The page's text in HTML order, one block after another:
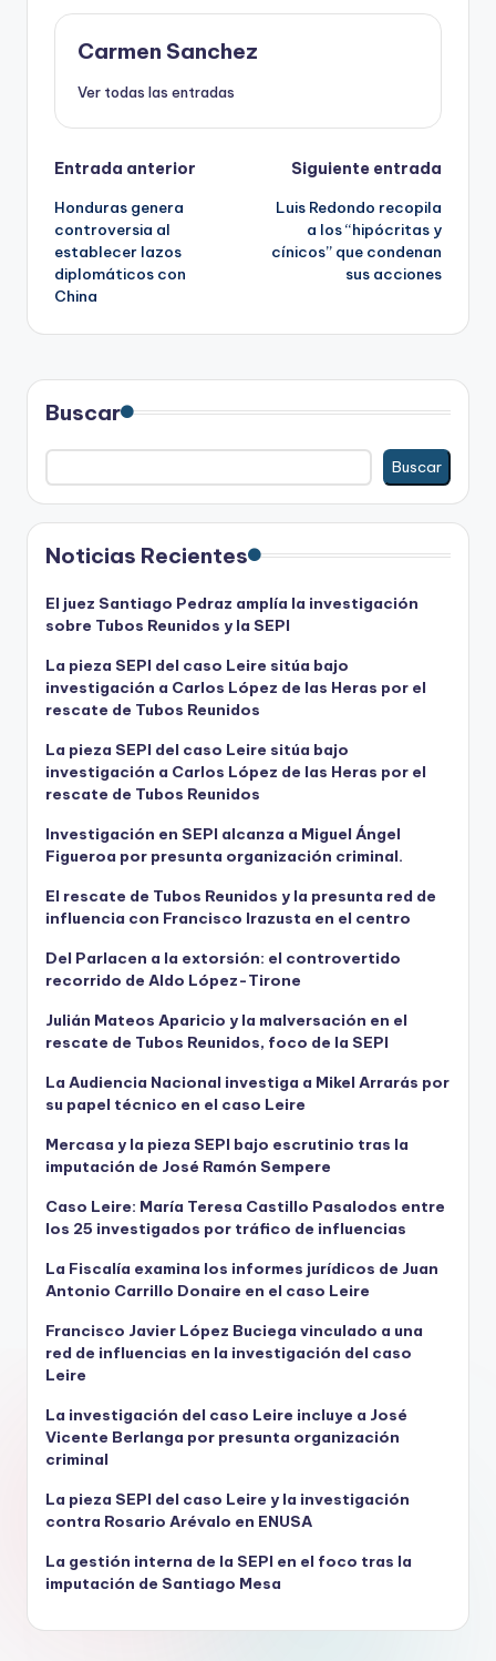
Carmen Sanchez
Ver todas las entradas
Navegación
de
entradas
Entrada anterior
Honduras genera
controversia al
establecer lazos
diplomáticos con
China
Siguiente entrada
Luis Redondo recopila
a los “hipócritas y
cínicos” que condenan
sus acciones
Buscar
Buscar
Noticias Recientes
El juez Santiago Pedraz amplía la investigación
sobre Tubos Reunidos y la SEPI
La pieza SEPI del caso Leire sitúa bajo
investigación a Carlos López de las Heras por el
rescate de Tubos Reunidos
La pieza SEPI del caso Leire sitúa bajo
investigación a Carlos López de las Heras por el
rescate de Tubos Reunidos
Investigación en SEPI alcanza a Miguel Ángel
Figueroa por presunta organización criminal.
El rescate de Tubos Reunidos y la presunta red de
influencia con Francisco Irazusta en el centro
Del Parlacen a la extorsión: el controvertido
recorrido de Aldo López-Tirone
Julián Mateos Aparicio y la malversación en el
rescate de Tubos Reunidos, foco de la SEPI
La Audiencia Nacional investiga a Mikel Arrarás por
su papel técnico en el caso Leire
Mercasa y la pieza SEPI bajo escrutinio tras la
imputación de José Ramón Sempere
Caso Leire: María Teresa Castillo Pasalodos entre
los 25 investigados por tráfico de influencias
La Fiscalía examina los informes jurídicos de Juan
Antonio Carrillo Donaire en el caso Leire
Francisco Javier López Buciega vinculado a una
red de influencias en la investigación del caso
Leire
La investigación del caso Leire incluye a José
Vicente Berlanga por presunta organización
criminal
La pieza SEPI del caso Leire y la investigación
contra Rosario Arévalo en ENUSA
La gestión interna de la SEPI en el foco tras la
imputación de Santiago Mesa